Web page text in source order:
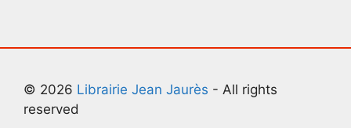
© 2026 Librairie Jean Jaurès - All rights
reserved